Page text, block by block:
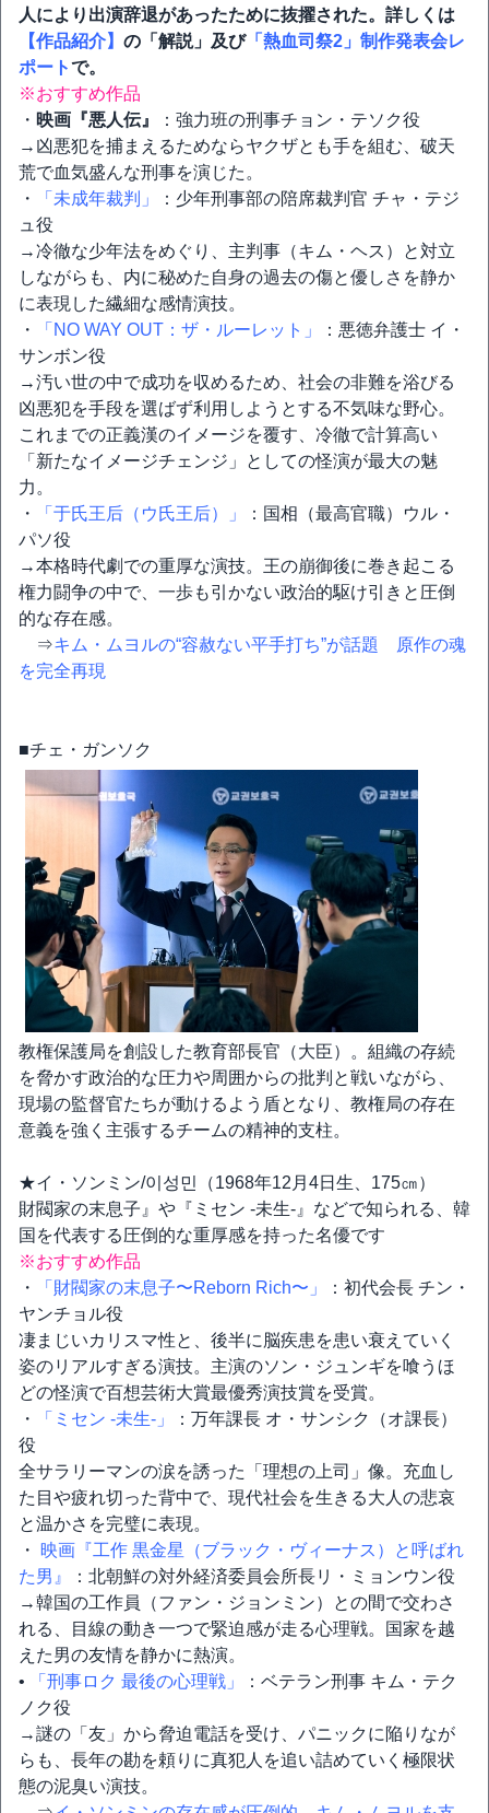
人により出演辞退があったために抜擢された。詳しくは
【作品紹介】 の「解説」及び「熱血司祭2」制作発表会レ
ポートで。
※おすすめ作品
・ 映画『悪人伝』
：強力班の刑事チョン・テソク役
→凶悪犯を捕まえるためならヤクザとも手を組む、破天
荒で血気盛んな刑事を演じた。
・
「未成年裁判」
：少年刑事部の陪席裁判官 チャ・テジ
ュ役
→冷徹な少年法をめぐり、主判事（キム・ヘス）と対立
しながらも、内に秘めた自身の過去の傷と優しさを静か
に表現した繊細な感情演技。
・
「NO WAY OUT：ザ・ルーレット」
：悪徳弁護士 イ・
サンボン役
→汚い世の中で成功を収めるため、社会の非難を浴びる
凶悪犯を手段を選ばず利用しようとする不気味な野心。
これまでの正義漢のイメージを覆す、冷徹で計算高い
「新たなイメージチェンジ」としての怪演が最大の魅
力。
・
「于氏王后（ウ氏王后）」
：国相（最高官職）ウル・
パソ役
→本格時代劇での重厚な演技。王の崩御後に巻き起こる
権力闘争の中で、一歩も引かない政治的駆け引きと圧倒
的な存在感。
⇒キム・ムヨルの“容赦ない平手打ち”が話題 原作の魂
を完全再現
■チェ・ガンソク
教権保護局を創設した教育部長官（大臣）。組織の存続
を脅かす政治的な圧力や周囲からの批判と戦いながら、
現場の監督官たちが動けるよう盾となり、教権局の存在
意義を強く主張するチームの精神的支柱。
★イ・ソンミン/이성민（1968年12月4日生、175㎝）
財閥家の末息子』や『ミセン -未生-』などで知られる、韓
国を代表する圧倒的な重厚感を持った名優です
※おすすめ作品
・
「財閥家の末息子〜Reborn Rich〜」
：初代会長 チン・
ヤンチョル役
凄まじいカリスマ性と、後半に脳疾患を患い衰えていく
姿のリアルすぎる演技。主演のソン・ジュンギを喰うほ
どの怪演で百想芸術大賞最優秀演技賞を受賞。
・
「ミセン -未生-」
：万年課長 オ・サンシク（オ課長）
役
全サラリーマンの涙を誘った「理想の上司」像。充血し
た目や疲れ切った背中で、現代社会を生きる大人の悲哀
と温かさを完璧に表現。
・
映画『工作 黒金星（ブラック・ヴィーナス）と呼ばれ
た男』
：北朝鮮の対外経済委員会所長リ・ミョンウン役
→韓国の工作員（ファン・ジョンミン）との間で交わさ
れる、目線の動き一つで緊迫感が走る心理戦。国家を越
えた男の友情を静かに熱演。
•
「刑事ロク 最後の心理戦」
：ベテラン刑事 キム・テク
ノク役
→謎の「友」から脅迫電話を受け、パニックに陥りなが
らも、長年の勘を頼りに真犯人を追い詰めていく極限状
態の泥臭い演技。